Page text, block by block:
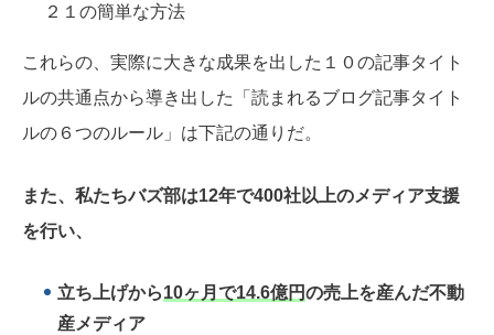
２１の簡単な方法
これらの、実際に大きな成果を出した１０の記事タイト
ルの共通点から導き出した「読まれるブログ記事タイト
ルの６つのルール」は下記の通りだ。
また、私たちバズ部は12年で400社以上のメディア支援
を行い、
立ち上げから10ヶ月で14.6億円の売上を産んだ不動
産メディア